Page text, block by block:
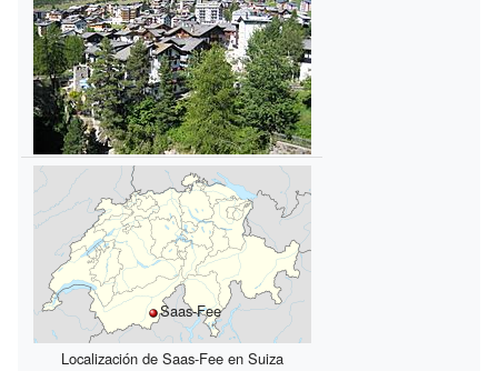
Saas-Fee
Localización de Saas-Fee en Suiza